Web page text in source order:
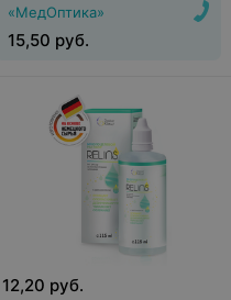
мл
«МедОптика»
15,50 руб.
12,20 руб.